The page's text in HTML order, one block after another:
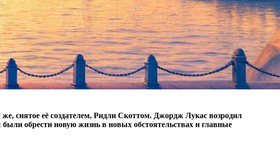
снятое её создателем, Ридли Скоттом. Джордж Лукас возродил
обрести новую жизнь в новых обстоятельствах и главные